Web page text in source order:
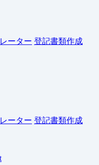
ーター 登記書類作成
ーター 登記書類作成